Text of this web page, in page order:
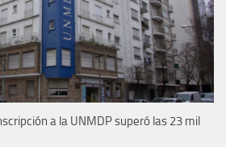
a la UNMDP superó las 23 mil